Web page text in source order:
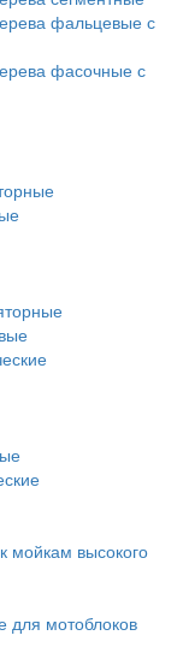
фальцевые с
фасочные с
мойкам высокого
для мотоблоков